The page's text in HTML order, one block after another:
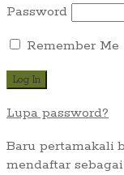
Password
Remember Me
Lupa password?
Baru pertamakali
mendaftar